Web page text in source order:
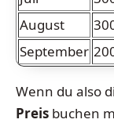
August
September
Wenn du also
Preis buchen